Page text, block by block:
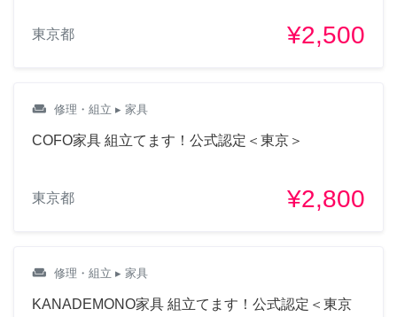
東京都 ¥2,500
weekend 修理・組立 ▸ 家具
COFO家具 組立てます！公式認定＜東京＞
東京都 ¥2,800
weekend 修理・組立 ▸ 家具
KANADEMONO家具 組立てます！公式認定＜東京